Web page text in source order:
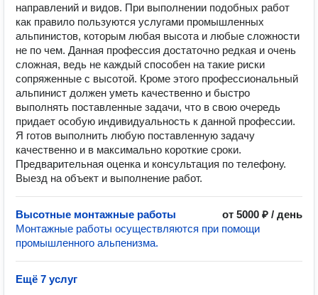
направлений и видов. При выполнении подобных работ
как правило пользуются услугами промышленных
альпинистов, которым любая высота и любые сложности
не по чем. Данная профессия достаточно редкая и очень
сложная, ведь не каждый способен на такие риски
сопряженные с высотой. Кроме этого профессиональный
альпинист должен уметь качественно и быстро
выполнять поставленные задачи, что в свою очередь
придает особую индивидуальность к данной профессии.
Я готов выполнить любую поставленную задачу
качественно и в максимально короткие сроки.
Предварительная оценка и консультация по телефону.
Выезд на объект и выполнение работ.
Высотные монтажные работы
от 5000 ₽ / день
Монтажные работы осуществляются при помощи
промышленного альпенизма.
Ещё 7 услуг